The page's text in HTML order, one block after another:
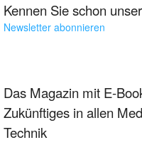
Kennen Sie schon
Newsletter abonnieren
Das Magazin mit E-
Zukünftiges in allen
Technik